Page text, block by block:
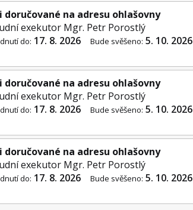
na adresu ohlašovny
exekutor Mgr. Petr Porostlý
do: 17. 8. 2026 Bude svěšeno: 5. 10. 2026
na adresu ohlašovny
exekutor Mgr. Petr Porostlý
do: 17. 8. 2026 Bude svěšeno: 5. 10. 2026
na adresu ohlašovny
exekutor Mgr. Petr Porostlý
do: 17. 8. 2026 Bude svěšeno: 5. 10. 2026